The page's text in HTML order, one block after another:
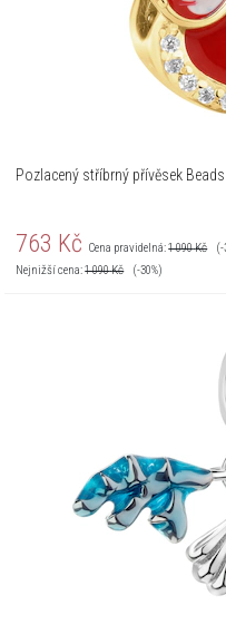
Pozlacený stříbrný přívěsek
763 Kč Cena pravidelná:1 090Kč
(-
Nejnižší cena:1 090Kč (-30%)